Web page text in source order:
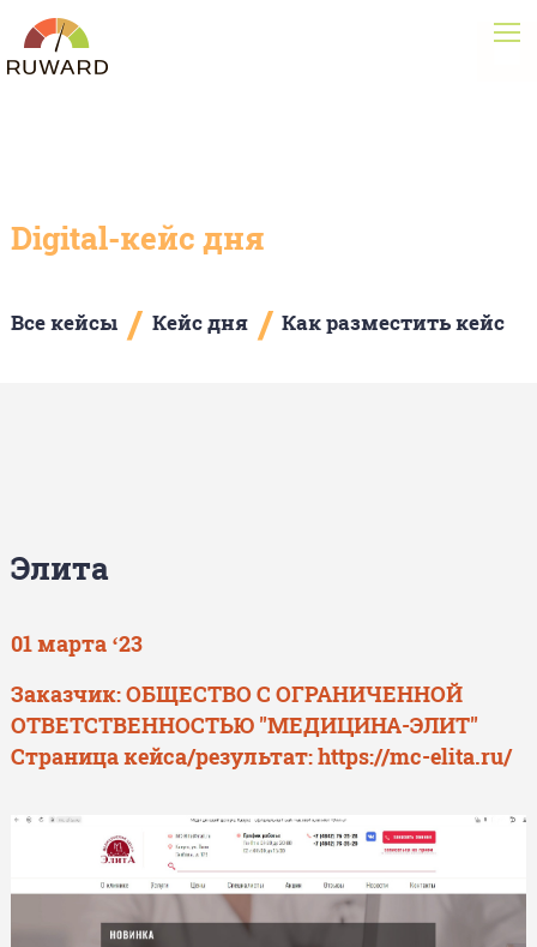
Digital-кейс дня
Все кейсы / Кейс дня / Как разместить кейс
Элита
01 марта ‘23
Заказчик: ОБЩЕСТВО С ОГРАНИЧЕННОЙ
ОТВЕТСТВЕННОСТЬЮ "МЕДИЦИНА-ЭЛИТ"
Страница кейса/результат:https://mc-elita.ru/